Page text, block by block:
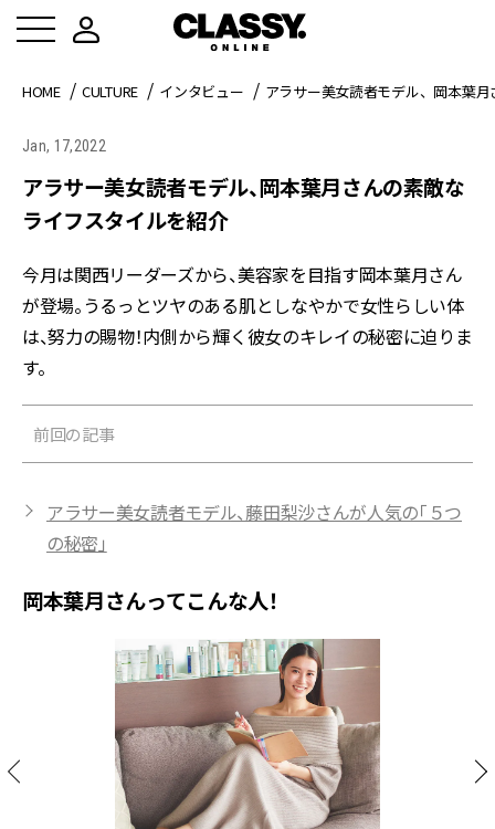
HOME CULTURE インタビュー アラサー美女読者モデル、岡本葉
Jan, 17,2022
アラサー美女読者モデル、岡本葉月さんの素敵な
ライフスタイルを紹介
今月は関西リーダーズから、美容家を目指す岡本葉月さん
が登場。うるっとツヤのある肌としなやかで女性らしい体
は、努力の賜物！内側から輝く彼女のキレイの秘密に迫りま
す。
前回の記事
アラサー美女読者モデル、藤田梨沙さんが人気の「５つ
の秘密」
岡本葉月さんってこんな人！